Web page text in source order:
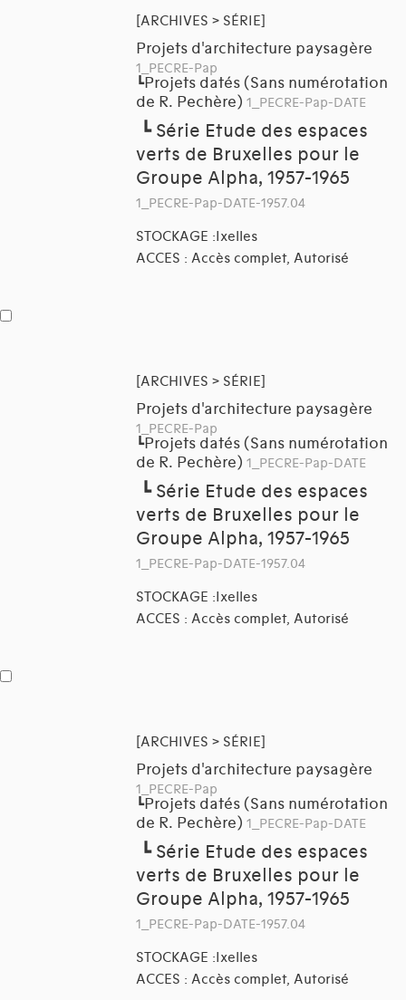
[ARCHIVES > SÉRIE]
Projets d'architecture paysagère
1_PECRE-Pap
┗Projets datés (Sans numérotation
de R. Pechère) 1_PECRE-Pap-DATE
┗ Série Etude des espaces
verts de Bruxelles pour le
Groupe Alpha, 1957-1965
1_PECRE-Pap-DATE-1957.04
STOCKAGE :Ixelles
ACCES : Accès complet, Autorisé
[ARCHIVES > SÉRIE]
Projets d'architecture paysagère
1_PECRE-Pap
┗Projets datés (Sans numérotation
de R. Pechère) 1_PECRE-Pap-DATE
┗ Série Etude des espaces
verts de Bruxelles pour le
Groupe Alpha, 1957-1965
1_PECRE-Pap-DATE-1957.04
STOCKAGE :Ixelles
ACCES : Accès complet, Autorisé
[ARCHIVES > SÉRIE]
Projets d'architecture paysagère
1_PECRE-Pap
┗Projets datés (Sans numérotation
de R. Pechère) 1_PECRE-Pap-DATE
┗ Série Etude des espaces
verts de Bruxelles pour le
Groupe Alpha, 1957-1965
1_PECRE-Pap-DATE-1957.04
STOCKAGE :Ixelles
ACCES : Accès complet, Autorisé